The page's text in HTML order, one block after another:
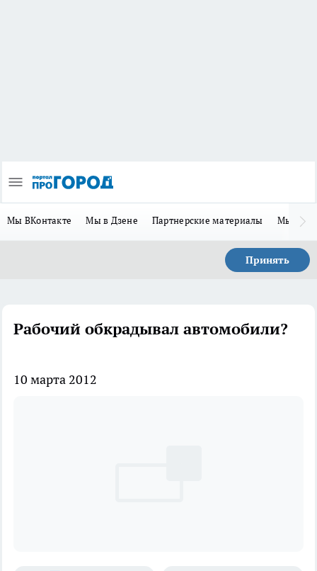
Мы ВКонтакте Мы в Дзене Партнерские материалы Мы в
Принять
Рабочий обкрадывал автомобили?
10 марта 2012